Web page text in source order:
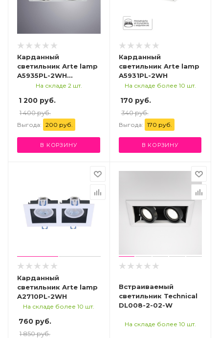
Карданный
светильник Arte lamp
A5935PL-2WH
СВЕТИЛЬНИК
На складе 2 шт.
1 200 руб.
1 400 руб.
Выгода: 200 руб.
В КОРЗИНУ
Карданный
светильник Arte lamp
A5931PL-2WH
На складе более 10 шт.
170 руб.
340 руб.
Выгода: 170 руб.
В КОРЗИНУ
Карданный
светильник Arte lamp
A2710PL-2WH
На складе более 10 шт.
760 руб.
1 850 руб.
Встраиваемый
светильник Technical
DL008-2-02-W
На складе более 10 шт.